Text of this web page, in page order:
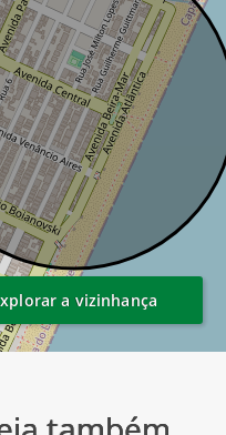
a vizinhança